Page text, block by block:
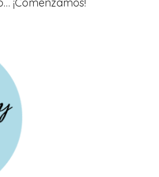
¡Comenzamos!